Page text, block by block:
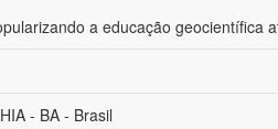
a educação geocientífica
- BA - Brasil